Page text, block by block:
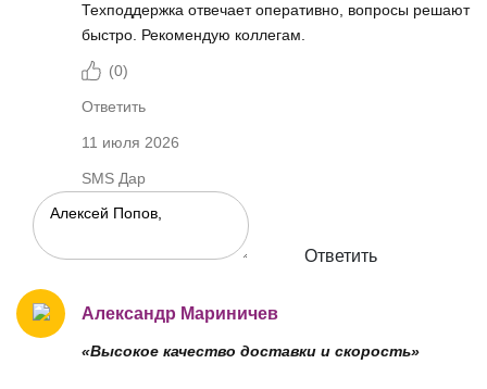
Техподдержка отвечает оперативно, вопросы решают
быстро. Рекомендую коллегам.
(0)
Ответить
11 июля 2026
SMS Дар
Ответить
Александр Мариничев
«Высокое качество доставки и скорость»